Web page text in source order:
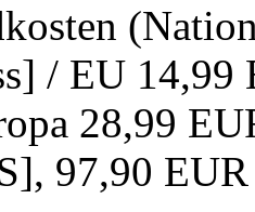
/ EU
28,99
97,90